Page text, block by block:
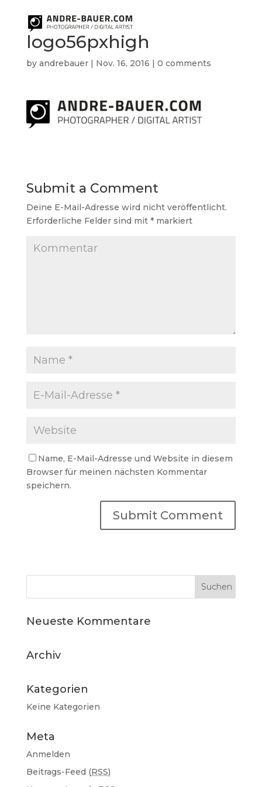
logo56pxhigh
by andrebauer| Nov. 16, 2016 | 0 comments
Submit a Comment
Deine E-Mail-Adresse wird nicht veröffentlicht.
Erforderliche Felder sind mit *markiert
Name, E-Mail-Adresse und Website in diesem
Browser für meinen nächsten Kommentar
speichern.
Neueste Kommentare
Archiv
Kategorien
Keine Kategorien
Meta
Anmelden
Beitrags-Feed (RSS)